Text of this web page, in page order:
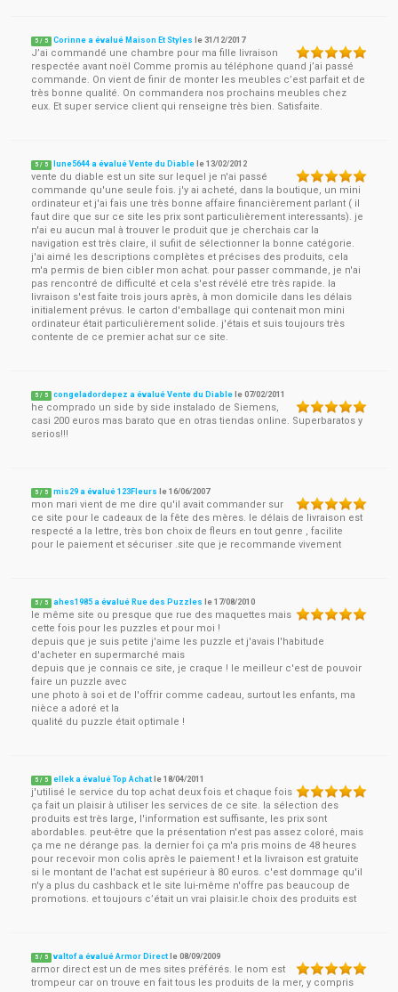
5 / 5 Corinne a évalué Maison Et Styles le31/12/2017
J’ai commandé une chambre pour ma fille livraison
respectée avant noël Comme promis au téléphone quand j’ai passé
commande. On vient de finir de monter les meubles c’est parfait et de
très bonne qualité. On commandera nos prochains meubles chez
eux. Et super service client qui renseigne très bien. Satisfaite.
5 / 5 lune5644 a évalué Vente du Diable le13/02/2012
vente du diable est un site sur lequel je n'ai passé
commande qu'une seule fois. j'y ai acheté, dans la boutique, un mini
ordinateur et j'ai fais une très bonne affaire financièrement parlant ( il
faut dire que sur ce site les prix sont particulièrement interessants). je
n'ai eu aucun mal à trouver le produit que je cherchais car la
navigation est très claire, il sufiit de sélectionner la bonne catégorie.
j'ai aimé les descriptions complètes et précises des produits, cela
m'a permis de bien cibler mon achat. pour passer commande, je n'ai
pas rencontré de difficulté et cela s'est révélé etre très rapide. la
livraison s'est faite trois jours après, à mon domicile dans les délais
initialement prévus. le carton d'emballage qui contenait mon mini
ordinateur était particulièrement solide. j'étais et suis toujours très
contente de ce premier achat sur ce site.
5 / 5 congeladordepez a évalué Vente du Diable le07/02/2011
he comprado un side by side instalado de Siemens,
casi 200 euros mas barato que en otras tiendas online. Superbaratos y
serios!!!
5 / 5 mis29 a évalué 123Fleurs le16/06/2007
mon mari vient de me dire qu'il avait commander sur
ce site pour le cadeaux de la fête des mères. le délais de livraison est
respecté a la lettre, très bon choix de fleurs en tout genre , facilite
pour le paiement et sécuriser .site que je recommande vivement
5 / 5 ahes1985 a évalué Rue des Puzzles le17/08/2010
le même site ou presque que rue des maquettes mais
cette fois pour les puzzles et pour moi !
depuis que je suis petite j'aime les puzzle et j'avais l'habitude
d'acheter en supermarché mais
depuis que je connais ce site, je craque ! le meilleur c'est de pouvoir
faire un puzzle avec
une photo à soi et de l'offrir comme cadeau, surtout les enfants, ma
nièce a adoré et la
qualité du puzzle était optimale !
5 / 5 ellek a évalué Top Achat le18/04/2011
j'utilisé le service du top achat deux fois et chaque fois
ça fait un plaisir à utiliser les services de ce site. la sélection des
produits est très large, l'information est suffisante, les prix sont
abordables. peut-être que la présentation n'est pas assez coloré, mais
ça me ne dérange pas. la dernier foi ça m'a pris moins de 48 heures
pour recevoir mon colis après le paiement ! et la livraison est gratuite
si le montant de l'achat est supérieur à 80 euros. c'est dommage qu'il
n'y a plus du cashback et le site lui-même n'offre pas beaucoup de
promotions. et toujours c’était un vrai plaisir.le choix des produits est
5 / 5 valtof a évalué Armor Direct le08/09/2009
armor direct est un de mes sites préférés. le nom est
trompeur car on trouve en fait tous les produits de la mer, y compris